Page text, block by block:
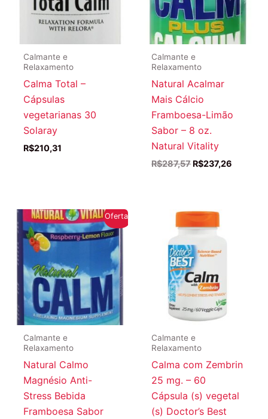
Calmante e
Relaxamento
Calma Total –
Cápsulas
vegetarianas 30
Solaray
R$210,31
Calmante e
Relaxamento
Natural Acalmar
Mais Cálcio
Framboesa-Limão
Sabor – 8 oz.
Natural Vitality
R$287,57 O
R$237,26
Oferta!
Calmante e
Relaxamento
Natural Calmo
Magnésio Anti-
Stress Bebida
Framboesa Sabor
Calmante e
Relaxamento
Calma com Zembrin
25 mg. – 60
Cápsula (s) vegetal
(s) Doctor’s Best